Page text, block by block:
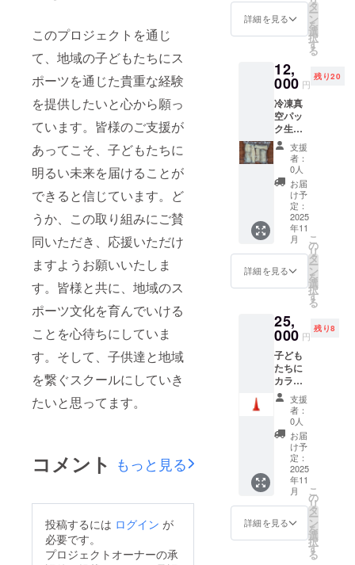
このプロジェクトを通じ
て、地域の子どもたちにス
ポーツを通じた貴重な経験
を提供したいと心から願っ
ています。皆様のご支援が
あってこそ、子どもたちに
明るい未来を届けることが
できると信じています。ど
うか、この取り組みにご賛
同いただき、応援いただけ
ますようお願いいたしま
す。皆様と共に、地域のス
ポーツ文化を育んでいける
ことを心待ちにしていま
す。そして、子供達と地域
を繋ぐスクールにしていき
たいと思ってます。
コメント もっと見る
投稿するには ログイン が
必要です。
プロジェクトオーナーの承
チャー
ハン ◎
◎栗の
ムース
料理・
ジビエ
への拘
り お客
様の声
①まず
ジビエ
と聞い
て苦手
意識が
ある人
もいる
かと思
います
が、懸
どなく
下処理
の過程
でとて
も食べ
やすい
味付け
となっ
ている
②中華
風(中華
専門の
シェフ
により)
ジされ
ており
門のオ
リジナ
ルＴ
シャ
乾性
メッ
シュ素
材で色
落ちし
ない特
殊印刷
で仕上
げた、
耐久性
の高い
Ｔシャ
ツです
Ｓ、
Ｍ、
Ｌ、Ｘ
Ｌの４
から1枚
で必ず
サイズ
の指定
をして
くださ
い 11月
から随
時、発
送しま
す
詳細を見る
タ
ー
ン
を
選
択
す
る
12,
000 円
残り20
冷凍真
空パッ
ク生
キャッ
サバ
（１ｋ
ｇ×３
セッ
ト） 新
城市で
栽培さ
れた生
キャッ
サバを
収穫か
ら３日
冷凍、
真空
パック
にしま
した。
ジャガ
イモに
比べて
血糖値
が上が
りにく
く、フ
ライド
ポテ
ト、カ
レーラ
イスや
支援
者：
0人
お届
け予
定：
2025
年11
月
詳細を見る
こ
の
リ
タ
ー
ン
を
選
択
す
る
25,
000 円
残り8
子ども
たちに
カラー
コーン
を１
セット
プレゼ
ントす
ること
ができ
ます 子
どもた
ちがプ
レゼン
トして
いただ
支援
者：
0人
お届
け予
定：
2025
年11
月
詳細を見る
こ
の
リ
タ
ー
ン
を
選
択
す
る